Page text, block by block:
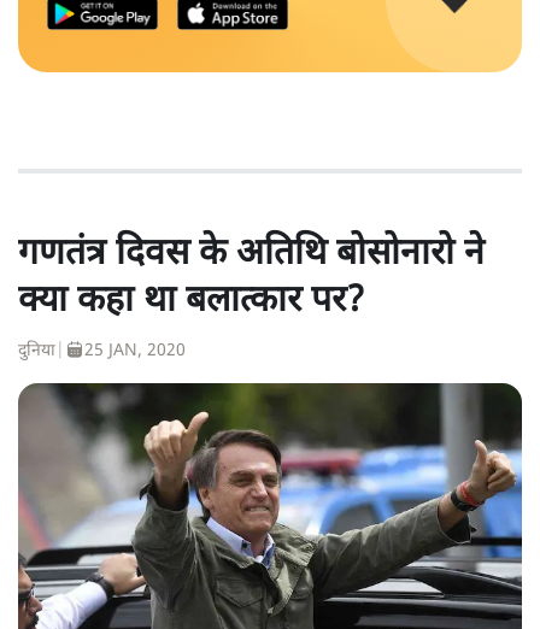
गणतंत्र दिवस के अतिथि बोसोनारो ने
क्या कहा था बलात्कार पर?
दुनिया 25 JAN, 2020